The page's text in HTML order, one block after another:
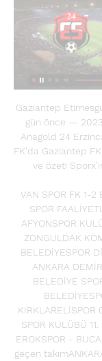
Gaziantep
gün önce —
Anagold 24
FK'da Gaziantep
ve özeti
VAN SPOR FK 1-2
SPOR
AFYONSPOR
ZONGULDAK
BELEDİYESPOR
ANKARA
BELEDİYE
KIRKLARELİSPOR
SPOR KULÜBÜ
EROKSPOR -
geçen